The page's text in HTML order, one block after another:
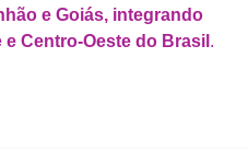
e Goiás, integrando
Centro-Oeste do Brasil .